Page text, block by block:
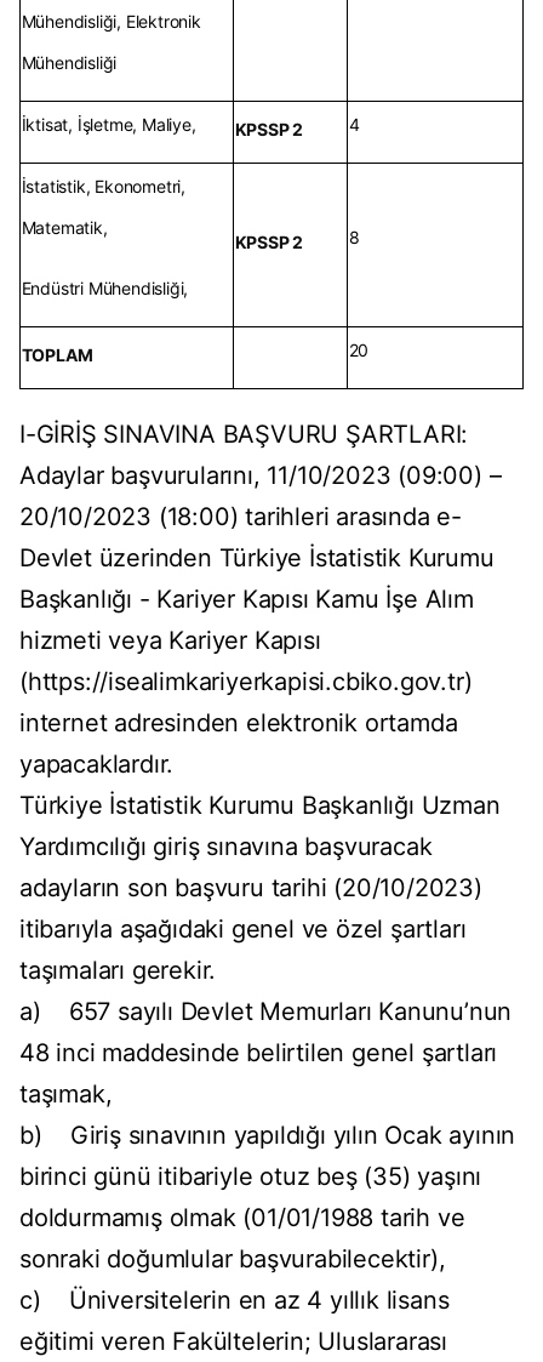
Mühendisliği, Elektronik
Mühendisliği
İktisat, İşletme, Maliye, KPSSP 2 4
İstatistik, Ekonometri,
Matematik,
Endüstri Mühendisliği,
KPSSP 2 8
TOPLAM 20
I-GİRİŞ SINAVINA BAŞVURU ŞARTLARI:
Adaylar başvurularını, 11/10/2023 (09:00) –
20/10/2023 (18:00) tarihleri arasında e-
Devlet üzerinden Türkiye İstatistik Kurumu
Başkanlığı - Kariyer Kapısı Kamu İşe Alım
hizmeti veya Kariyer Kapısı
(https://isealimkariyerkapisi.cbiko.gov.tr)
internet adresinden elektronik ortamda
yapacaklardır.
Türkiye İstatistik Kurumu Başkanlığı Uzman
Yardımcılığı giriş sınavına başvuracak
adayların son başvuru tarihi (20/10/2023)
itibarıyla aşağıdaki genel ve özel şartları
taşımaları gerekir.
a) 657 sayılı Devlet Memurları Kanunu’nun
48 inci maddesinde belirtilen genel şartları
taşımak,
b) Giriş sınavının yapıldığı yılın Ocak ayının
birinci günü itibariyle otuz beş (35) yaşını
doldurmamış olmak (01/01/1988 tarih ve
sonraki doğumlular başvurabilecektir),
c) Üniversitelerin en az 4 yıllık lisans
eğitimi veren Fakültelerin; Uluslararası